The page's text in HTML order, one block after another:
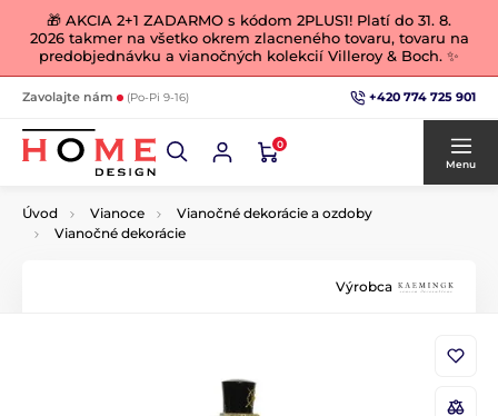
🎁 AKCIA 2+1 ZADARMO s kódom 2PLUS1! Platí do 31. 8.
2026 takmer na všetko okrem zlacneného tovaru, tovaru na
predobjednávku a vianočných kolekcií Villeroy & Boch. ✨
Zavolajte nám (Po-Pi 9-16) +420 774 725 901
0
Menu
Úvod Vianoce
Vianočné dekorácie a ozdoby
Vianočné dekorácie
Výrobca